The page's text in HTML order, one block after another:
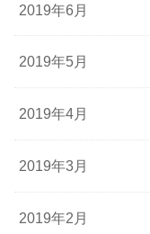
2019年6月
2019年5月
2019年4月
2019年3月
2019年2月